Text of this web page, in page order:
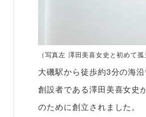
（写真左 澤田美喜女史と初めて
大磯駅から徒歩約3分の海
創設者である澤田美喜女史
のために創立されました。